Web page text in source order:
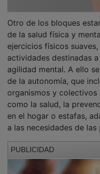
de la salud física y
ejercicios físicos suaves,
actividades destinadas
agilidad mental. A ello
de la autonomía, que
organismos y colectivos
como la salud, la
en el hogar o estafas,
a las necesidades de las